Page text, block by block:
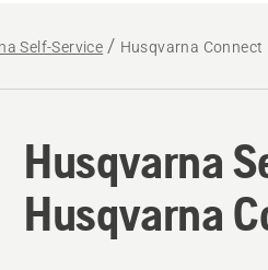
Self-Service Husqvarna Connect
Husqvarna
Husqvarna